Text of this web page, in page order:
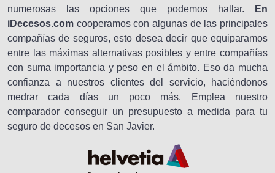
numerosas las opciones que podemos hallar.
En
iDecesos.com cooperamos con algunas de las principales
compañías de seguros, esto desea decir que equiparamos
entre las máximas alternativas posibles y entre compañías
con suma importancia y peso en el ámbito. Eso da mucha
confianza a nuestros clientes del servicio, haciéndonos
medrar cada días un poco más. Emplea nuestro
comparador conseguir un presupuesto a medida para tu
seguro de decesos en San Javier.